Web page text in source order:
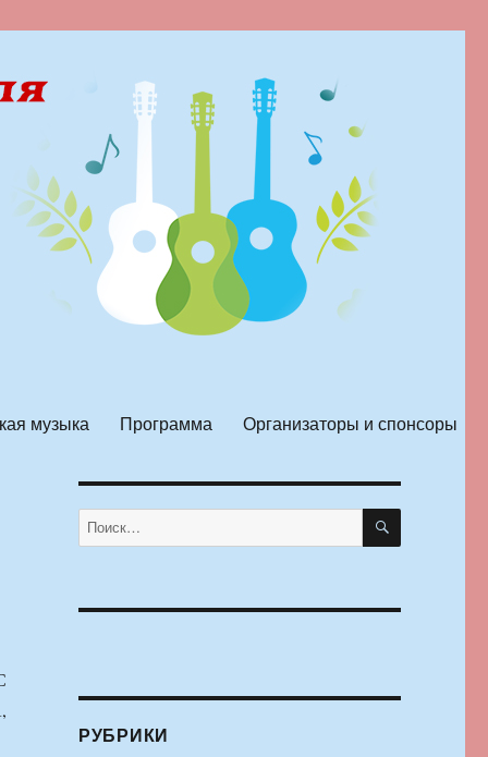
музыка Программа Организаторы и спонсоры
Искать: ПОИСК
РУБРИКИ